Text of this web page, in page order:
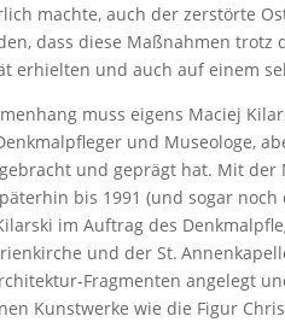
machte, auch der zerstörte
dass diese Maßnahmen
erhielten und auch auf einem
muss eigens Maciej
und Museologe,
und geprägt hat. Mit
bis 1991 (und sogar
im Auftrag des
und der St.
Fragmenten angelegt
Kunstwerke wie die Figur